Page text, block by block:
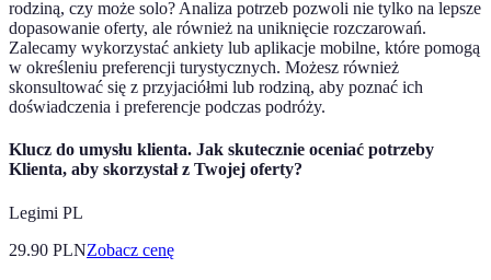
rodziną, czy może solo? Analiza potrzeb pozwoli nie tylko na lepsze
dopasowanie oferty, ale również na uniknięcie rozczarowań.
Zalecamy wykorzystać ankiety lub aplikacje mobilne, które pomogą
w określeniu preferencji turystycznych. Możesz również
skonsultować się z przyjaciółmi lub rodziną, aby poznać ich
doświadczenia i preferencje podczas podróży.
Klucz do umysłu klienta. Jak skutecznie oceniać potrzeby
Klienta, aby skorzystał z Twojej oferty?
Legimi PL
29.90 PLNZobacz cenę